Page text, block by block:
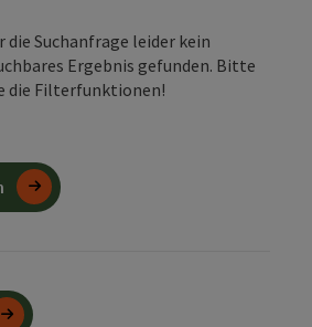
die Suchanfrage leider kein
Ergebnis gefunden. Bitte
die Filterfunktionen!